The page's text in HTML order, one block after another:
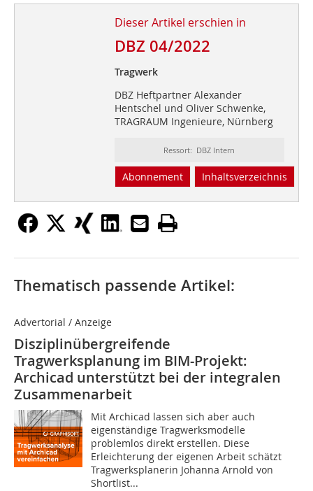
Dieser Artikel erschien in
DBZ 04/2022
Tragwerk
DBZ Heftpartner Alexander
Hentschel und Oliver Schwenke,
TRAGRAUM Ingenieure, Nürnberg
Ressort: DBZ Intern
Abonnement Inhaltsverzeichnis
Thematisch passende Artikel:
Advertorial / Anzeige
Disziplinübergreifende
Tragwerksplanung im BIM-Projekt:
Archicad unterstützt bei der integralen
Zusammenarbeit
Mit Archicad lassen sich aber auch
eigenständige Tragwerksmodelle
problemlos direkt erstellen. Diese
Erleichterung der eigenen Arbeit schätzt
Tragwerksplanerin Johanna Arnold von
Shortlist...